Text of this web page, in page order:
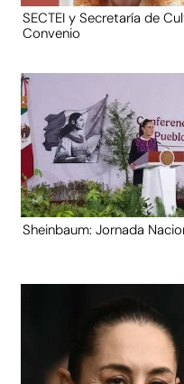
SECTEI y Secretaría de
Convenio
Sheinbaum: Jornada